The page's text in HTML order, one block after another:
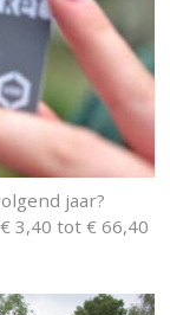
jaar?
3,40 tot € 66,40